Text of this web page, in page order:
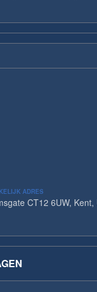
ADRES
CT12 6UW, Kent,